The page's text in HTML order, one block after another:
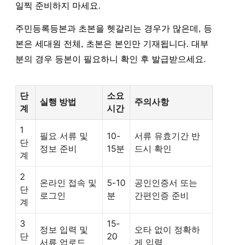
일찍 준비하지 마세요.
주민등록등본과 초본을 헷갈리는 경우가 많은데, 등
본은 세대원 전체, 초본은 본인만 기재됩니다. 대부
분의 경우 등본이 필요하니 확인 후 발급받으세요.
단
계
실행 방법
소요
시간
주의사항
1
단
계
필요 서류 및
정보 준비
10-
15분
서류 유효기간 반
드시 확인
2
단
계
온라인 접속 및
로그인
5-10
분
공인인증서 또는
간편인증 준비
3
단
정보 입력 및
서류 업로드
15-
20
오타 없이 정확하
게 입력